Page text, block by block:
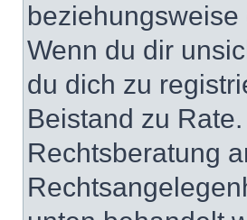
Wenn du dir
du dich zu
Beistand zu
Rechtsberatung